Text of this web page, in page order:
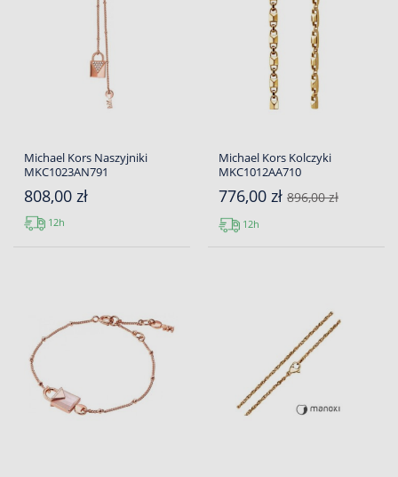
Michael Kors Naszyjniki
MKC1023AN791
808,00 zł
12h
Michael Kors Kolczyki
MKC1012AA710
776,00 zł 896,00 zł
12h